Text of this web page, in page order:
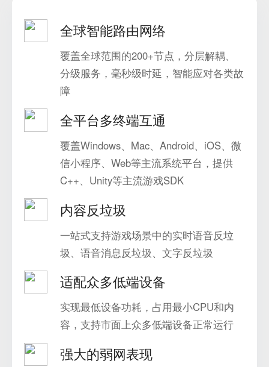
全球智能路由网络
覆盖全球范围的200+节点，分层解耦、
分级服务，毫秒级时延，智能应对各类故
障
全平台多终端互通
覆盖Windows、Mac、Android、iOS、微
信小程序、Web等主流系统平台，提供
C++、Unity等主流游戏SDK
内容反垃圾
一站式支持游戏场景中的实时语音反垃
圾、语音消息反垃圾、文字反垃圾
适配众多低端设备
实现最低设备功耗，占用最小CPU和内
容，支持市面上众多低端设备正常运行
强大的弱网表现